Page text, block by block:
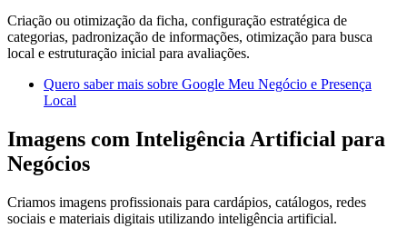
Criação ou otimização da ficha, configuração estratégica de
categorias, padronização de informações, otimização para busca
local e estruturação inicial para avaliações.
Quero saber mais sobre Google Meu Negócio e Presença
Local
Imagens com Inteligência Artificial para
Negócios
Criamos imagens profissionais para cardápios, catálogos, redes
sociais e materiais digitais utilizando inteligência artificial.